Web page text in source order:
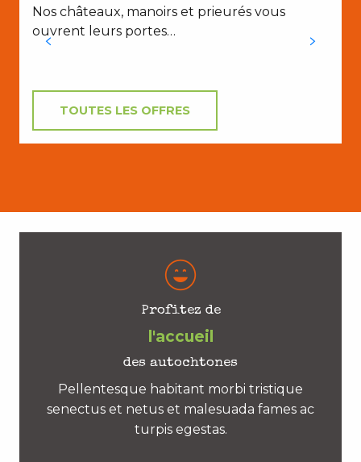
Nos châteaux, manoirs et prieurés vous
ouvrent leurs portes…
TOUTES LES OFFRES
Profitez de
l'accueil
des autochtones
Pellentesque habitant morbi tristique
senectus et netus et malesuada fames ac
turpis egestas.